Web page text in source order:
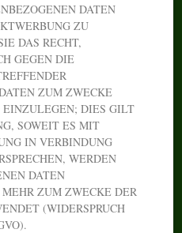
DATEN
ZU
DAS RECHT,
GEGEN DIE
ZUM ZWECKE
EINZULEGEN; DIES GILT
SOWEIT ES MIT
IN VERBINDUNG
WERDEN
DATEN
ZUM ZWECKE DER
(WIDERSPRUCH